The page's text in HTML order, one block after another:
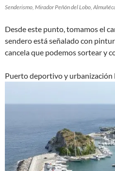
Senderismo, Mirador Peñón del Lobo,
Desde este punto, tomamos el
sendero está señalado con
cancela que podemos sortear y
Puerto deportivo y urbanización